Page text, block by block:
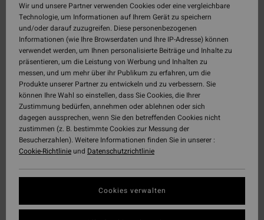
Wir und unsere Partner verwenden Cookies oder eine vergleichbare
Technologie, um Informationen auf Ihrem Gerät zu speichern
und/oder darauf zuzugreifen. Diese personenbezogenen
Informationen (wie Ihre Browserdaten und Ihre IP-Adresse) können
verwendet werden, um Ihnen personalisierte Beiträge und Inhalte zu
präsentieren, um die Leistung von Werbung und Inhalten zu
messen, und um mehr über ihr Publikum zu erfahren, um die
Produkte unserer Partner zu entwickeln und zu verbessern. Sie
können Ihre Wahl so einstellen, dass Sie Cookies, die Ihrer
Zustimmung bedürfen, annehmen oder ablehnen oder sich
dagegen aussprechen, wenn Sie den betreffenden Cookies nicht
zustimmen (z. B. bestimmte Cookies zur Messung der
Besucherzahlen). Weitere Informationen finden Sie in unserer :
Cookie-Richtlinieund Datenschutzrichtlinie
Cookies verwalten